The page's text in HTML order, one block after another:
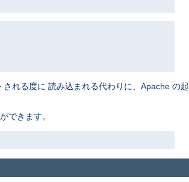
れる度に 読み込まれる代わりに、Apache の起
できます。